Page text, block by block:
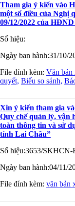
Tham gia ý kiến vào
một số điều của Nghị
09/12/2022 của
Số hiệu:
Ngày ban hành:31/10/
File đính kèm: Văn bản
quyết, Biểu so sánh,
Xin ý kiến tham gia
Quy chế quản lý, vận
toàn thông tin và sử
tỉnh Lai Châu”
Số hiệu:3653/
Ngày ban hành:04/11/
File đính kèm: văn bản